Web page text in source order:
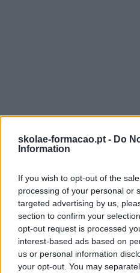
skolae-formacao.pt - Do
Information
If you wish to opt-out of the
processing of your personal or
targeted advertising by us,
section to confirm your
opt-out request is processed
interest-based ads based on
us or personal information
your opt-out. You may